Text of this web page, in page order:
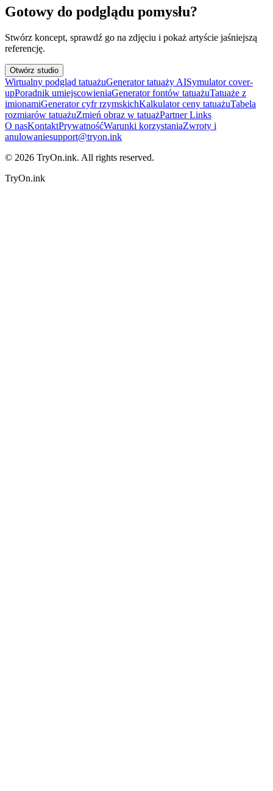
Gotowy do podglądu pomysłu?
Stwórz koncept, sprawdź go na zdjęciu i pokaż artyście jaśniejszą
referencję.
Otwórz studio
Wirtualny podgląd tatuażuGenerator tatuaży AISymulator cover-
upPoradnik umiejscowieniaGenerator fontów tatuażuTatuaże z
imionamiGenerator cyfr rzymskichKalkulator ceny tatuażuTabela
rozmiarów tatuażuZmień obraz w tatuażPartner Links
O nasKontaktPrywatnośćWarunki korzystaniaZwroty i
anulowaniesupport@tryon.ink
© 2026 TryOn.ink. All rights reserved.
TryOn.ink